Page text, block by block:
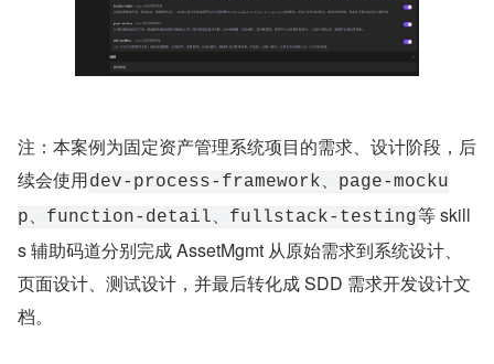
注：本案例为固定资产管理系统项目的需求、设计阶段，后
续会使用dev-process-framework、page-mocku
p、function-detail、fullstack-testing等 skill
s 辅助码道分别完成 AssetMgmt 从原始需求到系统设计、
页面设计、测试设计，并最后转化成 SDD 需求开发设计文
档。